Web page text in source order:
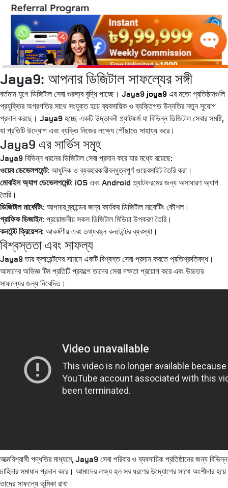
Jaya9: আপনার ডিজিটাল সাফল্যের সঙ্গী
বর্তমান যুগে ডিজিটাল সেবা গুরুত্ব বৃদ্ধি পাচ্ছে। Jaya9 joya9এর মতো প্রতিষ্ঠানগুলি
প্রযুক্তির অগ্রগতির সাথে সংযুক্ত হয়ে ব্যবসায়িক ও ব্যক্তিগত উন্নতির নতুন সুযোগ
প্রদান করছে। Jaya9 হচ্ছে একটি উদ্ভাবনী প্ল্যাটফর্ম যা বিভিন্ন ডিজিটাল সেবার সমষ্টি,
যা প্রতিটি উদ্যোগ এবং ব্যক্তি নিজের লক্ষ্যে পৌঁছাতে সাহায্য করে।
Jaya9 এর সার্ভিস সমূহ
Jaya9 বিভিন্ন ধরনের ডিজিটাল সেবা প্রদান করে যার মধ্যে রয়েছে:
ওয়েব ডেভেলপমেন্ট: আধুনিক ও ব্যবহারকারীবন্ধুত্বপূর্ণ ওয়েবসাইট তৈরি করা।
মোবাইল অ্যাপ ডেভেলপমেন্ট: iOS এবং Android প্ল্যাটফরমের জন্য অসাধারণ অ্যাপ
তৈরি।
ডিজিটাল মার্কেটিং: আপনার ব্র্যান্ডের জন্য কার্যকর ডিজিটাল মার্কেটিং কৌশল।
গ্রাফিক ডিজাইন: প্রয়োজনীয় সকল ডিজিটাল মিডিয়া উপকরণ তৈরি।
কনটেন্ট ক্রিয়েশন: আকর্ষণীয় এবং তথ্যবহুল কনটেন্টের ব্যবস্থা।
বিশ্বস্ততা এবং সাফল্য
Jaya9 তার ক্লায়েন্টদের সামনে একটি বিশ্বস্ত সেবা প্রদান করতে প্রতিশ্রুতিবদ্ধ।
আমাদের অভিজ্ঞ টিম প্রতিটি প্রকল্পে তাদের সেরা দক্ষতা প্রয়োগ করে এবং উচ্চতর
সাফল্যের জন্য নিবেদিত।
আত্মবিশ্বাসী পদ্ধতির মাধ্যমে, Jaya9 সেবা পরিবার ও ব্যবসায়িক প্রতিষ্ঠানের জন্য বিভিন্ন
চাহিদার সমাধান প্রদান করে। আমাদের লক্ষ্য হল সব ধরণের উদ্যোগের সাথে অংশীদার হয়ে
তাদের সাফল্যে ভূমিকা রাখা।